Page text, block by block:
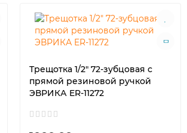
Трещотка 1/2" 72-зубцовая с
прямой резиновой ручкой
ЭВРИКА ER-11272